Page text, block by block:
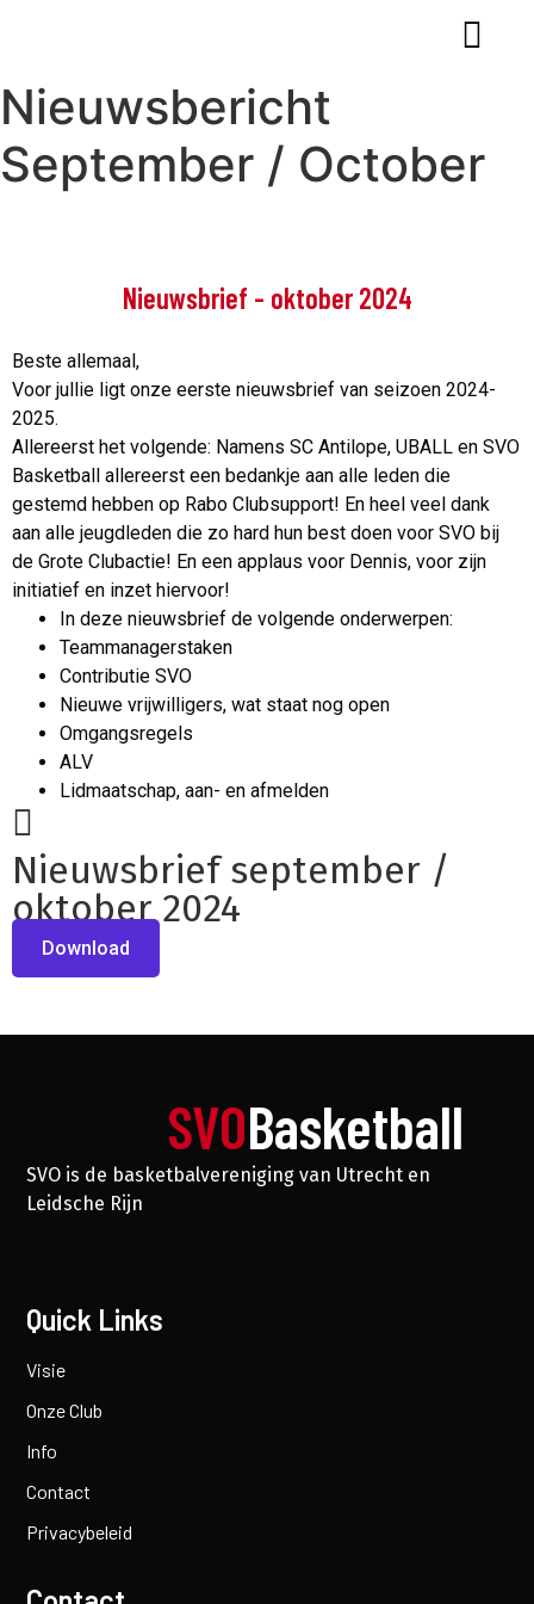
Nieuwsbericht
September / October
Nieuwsbrief - oktober 2024
Beste allemaal,
Voor jullie ligt onze eerste nieuwsbrief van seizoen 2024-
2025.
Allereerst het volgende: Namens SC Antilope, UBALL en SVO
Basketball allereerst een bedankje aan alle leden die
gestemd hebben op Rabo Clubsupport! En heel veel dank
aan alle jeugdleden die zo hard hun best doen voor SVO bij
de Grote Clubactie! En een applaus voor Dennis, voor zijn
initiatief en inzet hiervoor!
In deze nieuwsbrief de volgende onderwerpen:
Teammanagerstaken
Contributie SVO
Nieuwe vrijwilligers, wat staat nog open
Omgangsregels
ALV
Lidmaatschap, aan- en afmelden
Nieuwsbrief september /
oktober 2024
Download
SVOBasketball
SVO is de basketbalvereniging van Utrecht en
Leidsche Rijn
Quick Links
Visie
Onze Club
Info
Contact
Privacybeleid